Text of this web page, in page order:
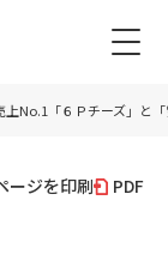
上No.1「６Ｐチーズ」と
ージを印刷 PDF